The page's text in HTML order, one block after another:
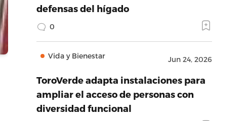
defensas del hígado
0
Vida y Bienestar Jun 24, 2026
ToroVerde adapta instalaciones para
ampliar el acceso de personas con
diversidad funcional